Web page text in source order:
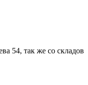
54, так же со складов